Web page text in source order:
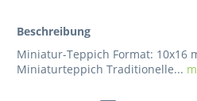
Beschreibung
Miniatur-Teppich Format: 10x16
Miniaturteppich Traditionelle...